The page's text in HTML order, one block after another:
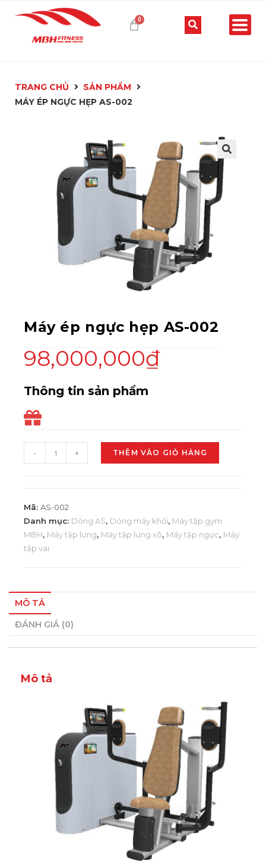
TRANG CHỦ
SẢN PHẨM
MÁY ÉP NGỰC HẸP AS-002
Máy ép ngực hẹp AS-002
98,000,000₫
Thông tin sản phẩm
- + THÊM VÀO GIỎ HÀNG
Mã: AS-002
Danh mục: Dòng AS, Dòng máy khối, Máy tập gym
MBH, Máy tập lưng, Máy tập lưng xô, Máy tập ngực, Máy
tập vai
MÔ TẢ
ĐÁNH GIÁ (0)
Mô tả